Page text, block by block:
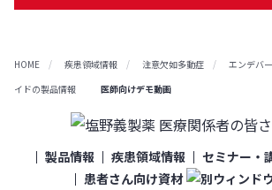
HOME 疾患領域情報 注意欠如多動症 エンデバ
イドの製品情報
医師向けデモ動画
製品情報 疾患領域情報
セミナー・
患者さん向け資材